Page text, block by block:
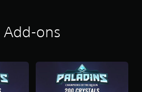
Add-ons